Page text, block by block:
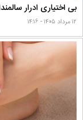
بی اختیاری ادرار
۱۲ مرداد ۱۴۰۵ - ۱۴:۱۶